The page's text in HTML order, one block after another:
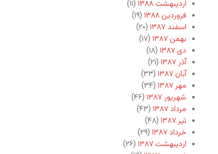
اردیبهشت ۱۳۸۸
(۱۱)
فروردین ۱۳۸۸
(۱۹)
اسفند ۱۳۸۷
(۲۰)
بهمن ۱۳۸۷
(۱۷)
دی ۱۳۸۷
(۱۸)
آذر ۱۳۸۷
(۲۱)
آبان ۱۳۸۷
(۳۳)
مهر ۱۳۸۷
(۳۴)
شهریور ۱۳۸۷
(۴۶)
مرداد ۱۳۸۷
(۴۳)
تیر ۱۳۸۷
(۴۸)
خرداد ۱۳۸۷
(۲۹)
اردیبهشت ۱۳۸۷
(۲۶)